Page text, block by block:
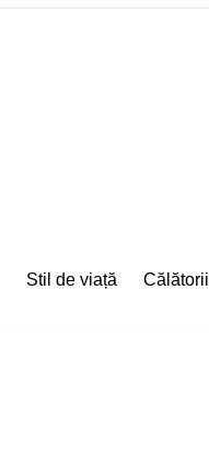
Stil de viață Călătorii